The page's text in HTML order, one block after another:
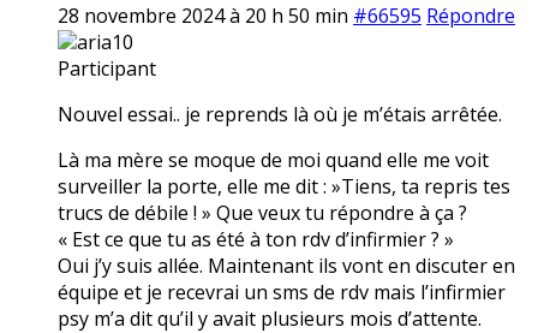
28 novembre 2024 à 20 h 50 min #66595 Répondre
aria10
Participant
Nouvel essai.. je reprends là où je m’étais arrêtée.
Là ma mère se moque de moi quand elle me voit
surveiller la porte, elle me dit : »Tiens, ta repris tes
trucs de débile ! » Que veux tu répondre à ça ?
« Est ce que tu as été à ton rdv d’infirmier ? »
Oui j’y suis allée. Maintenant ils vont en discuter en
équipe et je recevrai un sms de rdv mais l’infirmier
psy m’a dit qu’il y avait plusieurs mois d’attente.